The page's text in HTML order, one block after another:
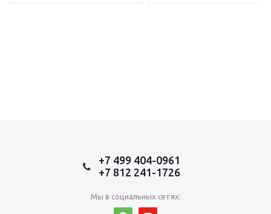
+7 499 404-0961
+7 812 241-1726
Мы в социальных сетях: